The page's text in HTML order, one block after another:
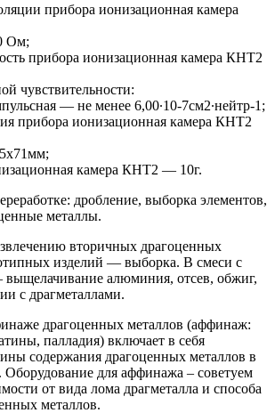
прибора ионизационная камера
Ом;
прибора ионизационная камера КНТ2
чувствительности:
— не менее 6,00∙10-7см2∙нейтр-1;
прибора ионизационная камера КНТ2
камера КНТ2 — 10г.
дробление, выборка элементов,
металлы.
вторичных драгоценных
изделий — выборка. В смеси с
алюминия, отсев, обжиг,
с драгметаллами.
драгоценных металлов (аффинаж:
палладия) включает в себя
содержания драгоценных металлов в
Оборудование для аффинажа – советуем
от вида лома драгметалла и способа
металлов.